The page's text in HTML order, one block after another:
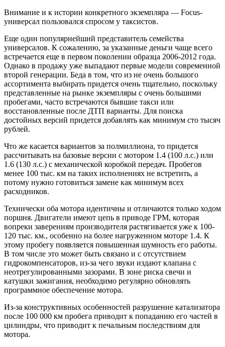
Внимание и к истории конкретного экземпляра — Focus-
универсал пользовался спросом у таксистов.
Еще один популярнейший представитель семейства
универсалов. К сожалению, за указанные деньги чаще всего
встречается еще в первом поколении образца 2006-2012 года.
Однако в продажу уже выпадают первые модели современной
второй генерации. Беда в том, что из не очень большого
ассортимента выбирать придется очень тщательно, поскольку
представленные на рынке экземпляры с очень большими
пробегами, часто встречаются бывшие такси или
восстановленные после ДТП варианты. Для поиска
достойных версий придется добавлять как минимум сто тысяч
рублей.
Что же касается вариантов за полмиллиона, то придется
рассчитывать на базовые версии с мотором 1.4 (100 л.с.) или
1.6 (130 л.с.) с механической коробкой передач. Пробегов
менее 100 тыс. км на таких исполнениях не встретить, а
потому нужно готовиться замене как минимум всех
расходников.
Технически оба мотора идентичны и отличаются только ходом
поршня. Двигатели имеют цепь в приводе ГРМ, которая
вопреки заверениям производителя растягивается уже к 100-
120 тыс. км., особенно на более нагруженном моторе 1.4. К
этому пробегу появляется повышенная шумность его работы.
В том числе это может быть связано и с отсутствием
гидрокомпенсаторов, из-за чего звуки издают клапана с
неотрегулированными зазорами. В зоне риска свечи и
катушки зажигания, необходимо регулярно обновлять
программное обеспечение мотора.
Из-за конструктивных особенностей разрушение катализатора
после 100 000 км пробега приводит к попаданию его частей в
цилиндры, что приводит к печальным последствиям для
мотора.